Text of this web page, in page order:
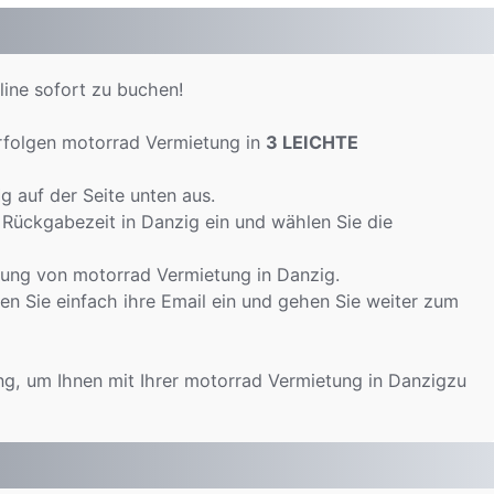
sofort zu buchen!
motorrad Vermietung in 3 LEICHTE
auf der Seite unten aus.
in Danzig ein und wählen Sie die
von motorrad Vermietung in Danzig.
Sie einfach ihre Email ein und gehen Sie weiter zum
um Ihnen mit Ihrer motorrad Vermietung in Danzigzu